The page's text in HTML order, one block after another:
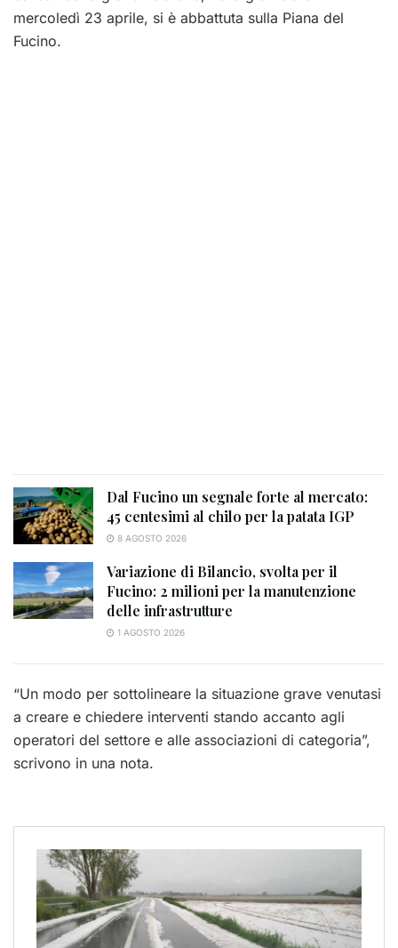
mercoledì 23 aprile, si è abbattuta sulla Piana del
Fucino.
Dal Fucino un segnale forte al mercato:
45 centesimi al chilo per la patata IGP
8 AGOSTO 2026
Variazione di Bilancio, svolta per il
Fucino: 2 milioni per la manutenzione
delle infrastrutture
1 AGOSTO 2026
“Un modo per sottolineare la situazione grave venutasi
a creare e chiedere interventi stando accanto agli
operatori del settore e alle associazioni di categoria”,
scrivono in una nota.